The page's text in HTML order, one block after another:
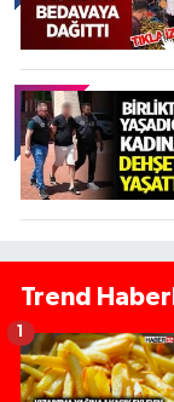
Trend
1